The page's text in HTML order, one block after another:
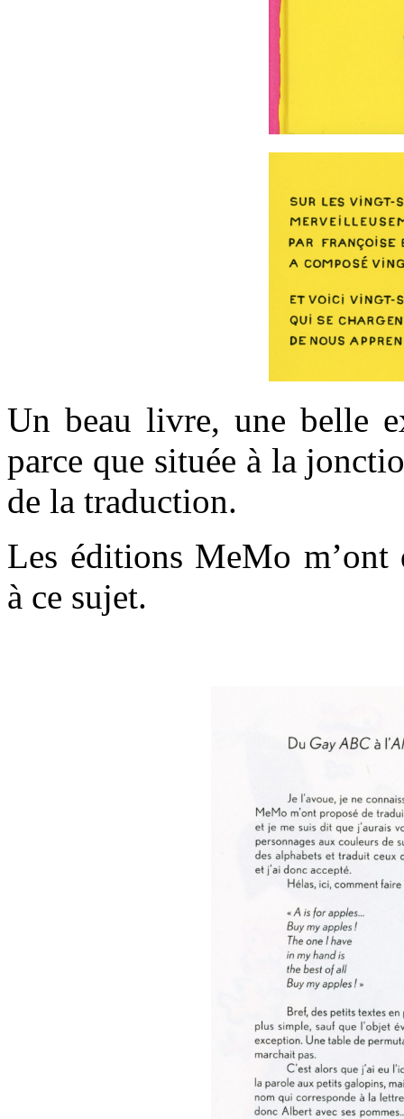
Un beau livre, une belle
parce que située à la
de la traduction.
Les éditions MeMo m’ont
à ce sujet.